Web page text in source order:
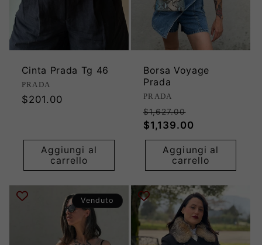
Cinta Prada Tg 46
Produttore:
PRADA
Prezzo
$201.00
Aggiungi al
carrello
Borsa Voyage
Prada
Produttore:
PRADA
Prezzo
di
listino
$1,627.00
scontato
$1,139.00
Aggiungi al
carrello
Venduto